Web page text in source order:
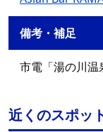
備考・補足
市電「湯の川温
近くのスポッ